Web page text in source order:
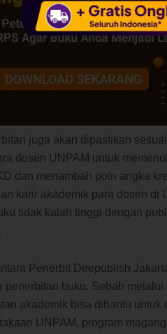
juga akan dipastikan
dosen UNPAM untuk
dan menambah poin angka
karir akademik para dosen di
tidak kalah tinggi dengan
Penerbit Deepublish
penerbitan buku. Sebab
akademik bisa dibantu
UNPAM, program